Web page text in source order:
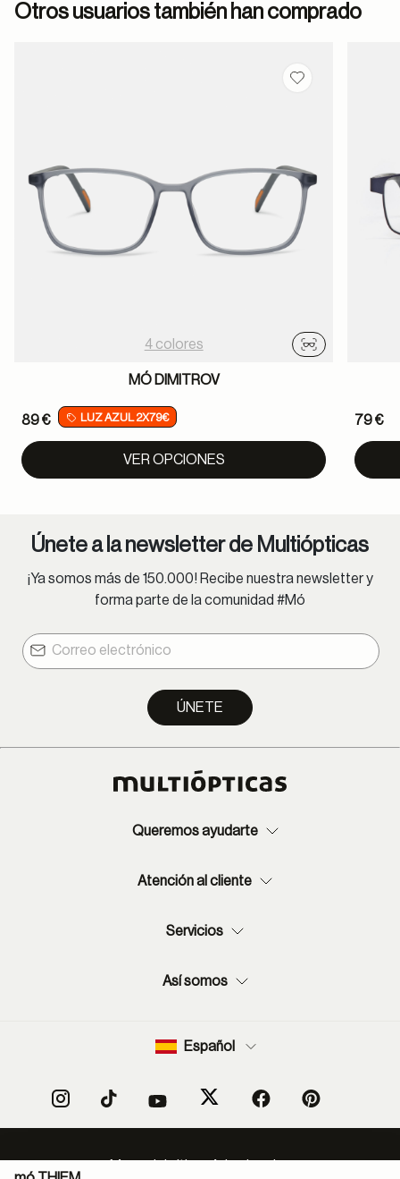
Otros usuarios también han comprado
Guardar en
4 colores
Probador
MÓ DIMITROV
89 € LUZ AZUL 2X79€
VER OPCIONES
79 €
Únete a la newsletter de Multiópticas
¡Ya somos más de 150.000! Recibe nuestra newsletter y
forma parte de la comunidad #Mó
ÚNETE
Queremos ayudarte
Atención al cliente
Servicios
Así somos
Español